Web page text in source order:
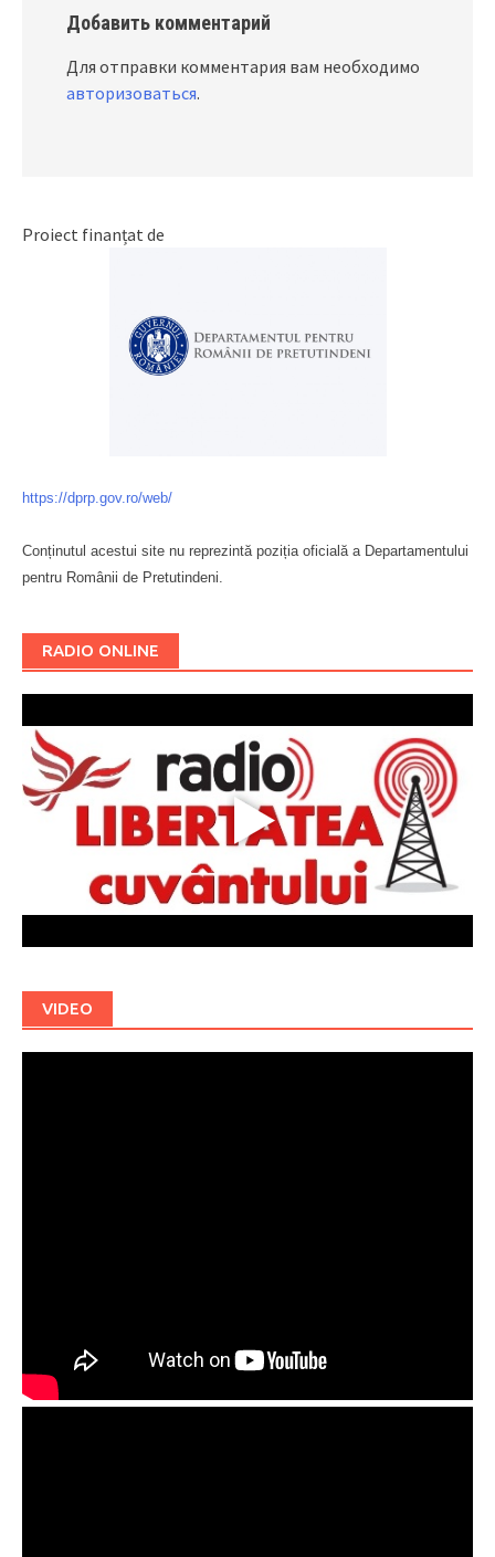
Добавить комментарий
Для отправки комментария вам необходимо
авторизоваться.
Proiect finanțat de
https://dprp.gov.ro/web/
Conținutul acestui site nu reprezintă poziția oficială a Departamentului
pentru Românii de Pretutindeni.
RADIO ONLINE
VIDEO